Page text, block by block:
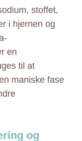
stoffet,
i hjernen og
en
til at
maniske fase
og